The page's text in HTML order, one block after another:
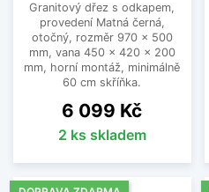
Granitový dřez s odkapem,
provedení Matná černá,
otočný, rozměr 970 x 500
mm, vana 450 x 420 x 200
mm, horní montáž, minimálně
60 cm skříňka.
Cena
6 099 Kč
2 ks skladem